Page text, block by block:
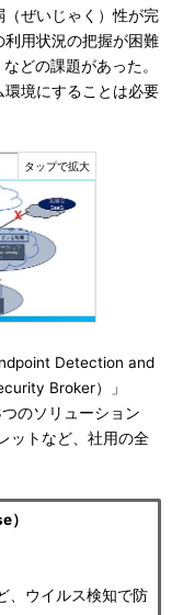
ぜいじゃく）性が完
用状況の把握が困難
どの課題があった。
環境にすることは必要
Detection and
Broker）」
のソリューション
ットなど、社用の全
）
、ウイルス検知で防